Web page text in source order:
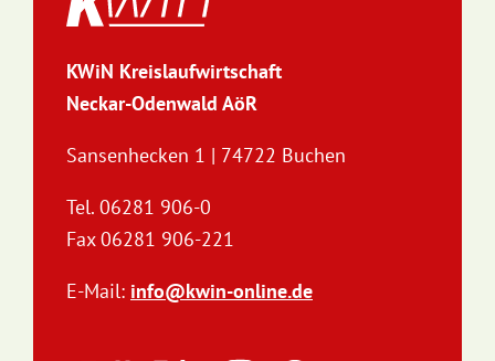
KWiN Kreislaufwirtschaft
Neckar-Odenwald AöR
Sansenhecken 1 | 74722 Buchen
Tel. 06281 906-0
Fax 06281 906-221
E-Mail: info@kwin-online.de